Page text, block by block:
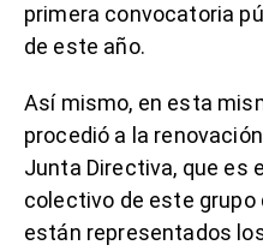
primera convocatoria
de este año.
Así mismo, en esta
procedió a la
Junta Directiva, que es
colectivo de este grupo
están representados